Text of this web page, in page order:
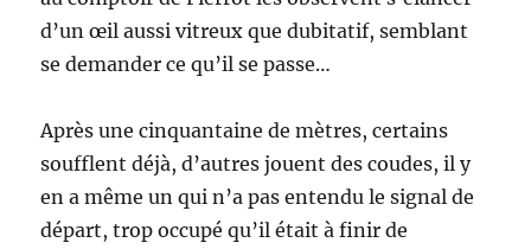
d’un œil aussi vitreux que dubitatif, semblant
se demander ce qu’il se passe…
Après une cinquantaine de mètres, certains
soufflent déjà, d’autres jouent des coudes, il y
en a même un qui n’a pas entendu le signal de
départ, trop occupé qu’il était à finir de